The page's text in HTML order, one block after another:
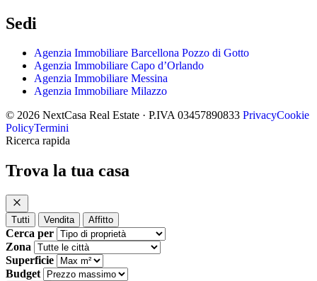
Sedi
Agenzia Immobiliare Barcellona Pozzo di Gotto
Agenzia Immobiliare Capo d’Orlando
Agenzia Immobiliare Messina
Agenzia Immobiliare Milazzo
© 2026 NextCasa Real Estate · P.IVA 03457890833 PrivacyCookie
PolicyTermini
Ricerca rapida
Trova la tua casa
Tutti Vendita Affitto
Cerca per
Zona
Superficie
Budget